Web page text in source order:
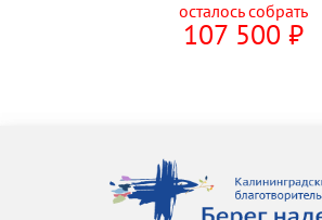
осталось собрать
107 500 ⃏